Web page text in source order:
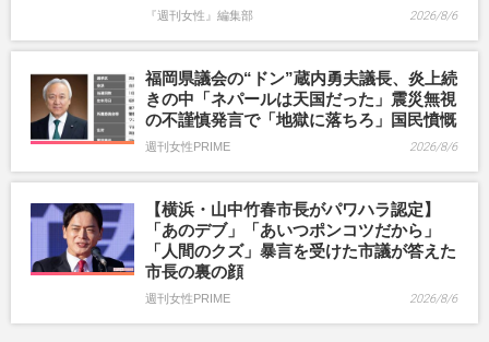
『週刊女性』編集部 2026/8/6
福岡県議会の“ドン”蔵内勇夫議長、炎上続
きの中「ネパールは天国だった」震災無視
の不謹慎発言で「地獄に落ちろ」国民憤慨
週刊女性PRIME 2026/8/6
【横浜・山中竹春市長がパワハラ認定】
「あのデブ」「あいつポンコツだから」
「人間のクズ」暴言を受けた市議が答えた
市長の裏の顔
週刊女性PRIME 2026/8/6